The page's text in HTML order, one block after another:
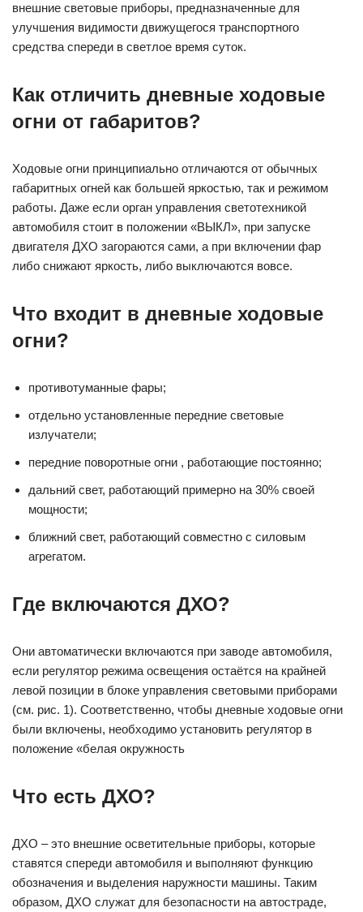
внешние световые приборы, предназначенные для
улучшения видимости движущегося транспортного
средства спереди в светлое время суток.
Как отличить дневные ходовые
огни от габаритов?
Ходовые огни принципиально отличаются от обычных
габаритных огней как большей яркостью, так и режимом
работы. Даже если орган управления светотехникой
автомобиля стоит в положении «ВЫКЛ», при запуске
двигателя ДХО загораются сами, а при включении фар
либо снижают яркость, либо выключаются вовсе.
Что входит в дневные ходовые
огни?
противотуманные фары;
отдельно установленные передние световые
излучатели;
передние поворотные огни , работающие постоянно;
дальний свет, работающий примерно на 30% своей
мощности;
ближний свет, работающий совместно с силовым
агрегатом.
Где включаются ДХО?
Они автоматически включаются при заводе автомобиля,
если регулятор режима освещения остаётся на крайней
левой позиции в блоке управления световыми приборами
(см. рис. 1). Соответственно, чтобы дневные ходовые огни
были включены, необходимо установить регулятор в
положение «белая окружность
Что есть ДХО?
ДХО – это внешние осветительные приборы, которые
ставятся спереди автомобиля и выполняют функцию
обозначения и выделения наружности машины. Таким
образом, ДХО служат для безопасности на автостраде,